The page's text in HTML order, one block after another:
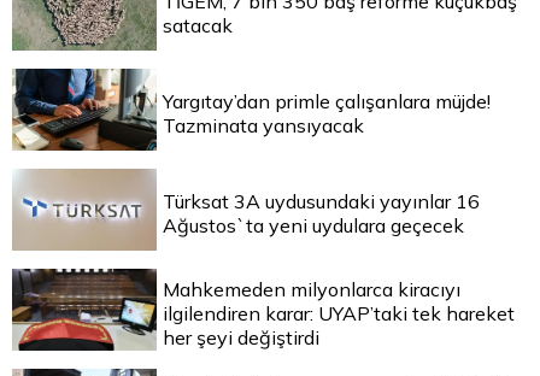
satacak
Yargıtay’dan primle çalışanlara müjde!
Tazminata yansıyacak
Türksat 3A uydusundaki yayınlar 16
Ağustos`ta yeni uydulara geçecek
Mahkemeden milyonlarca kiracıyı
ilgilendiren karar: UYAP’taki tek hareket
her şeyi değiştirdi